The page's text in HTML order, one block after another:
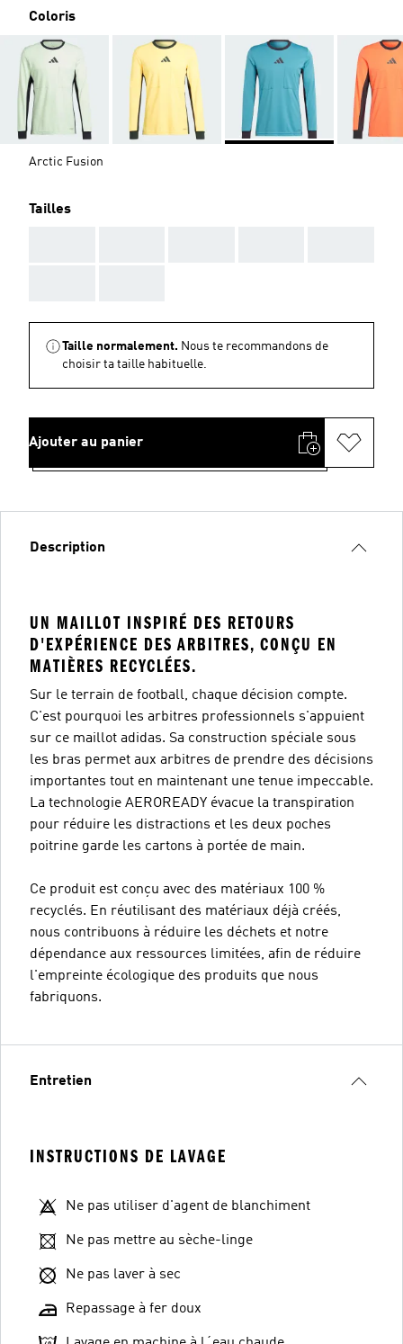
Coloris
Arctic Fusion
Tailles
Taille normalement. Nous te recommandons de
choisir ta taille habituelle.
Ajouter au panier
Description
UN MAILLOT INSPIRÉ DES RETOURS
D'EXPÉRIENCE DES ARBITRES, CONÇU EN
MATIÈRES RECYCLÉES.
Sur le terrain de football, chaque décision compte.
C'est pourquoi les arbitres professionnels s'appuient
sur ce maillot adidas. Sa construction spéciale sous
les bras permet aux arbitres de prendre des décisions
importantes tout en maintenant une tenue impeccable.
La technologie AEROREADY évacue la transpiration
pour réduire les distractions et les deux poches
poitrine garde les cartons à portée de main.
Ce produit est conçu avec des matériaux 100 %
recyclés. En réutilisant des matériaux déjà créés,
nous contribuons à réduire les déchets et notre
dépendance aux ressources limitées, afin de réduire
l'empreinte écologique des produits que nous
fabriquons.
Entretien
INSTRUCTIONS DE LAVAGE
Ne pas utiliser d'agent de blanchiment
Ne pas mettre au sèche-linge
Ne pas laver à sec
Repassage à fer doux